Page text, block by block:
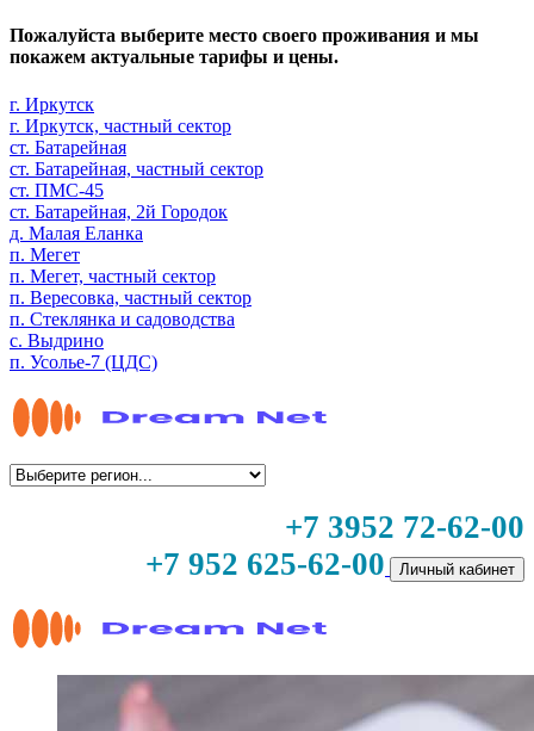
Пожалуйста выберите место своего проживания и мы
покажем актуальные тарифы и цены.
г. Иркутск
г. Иркутск, частный сектор
ст. Батарейная
ст. Батарейная, частный сектор
ст. ПМС-45
ст. Батарейная, 2й Городок
д. Малая Еланка
п. Мегет
п. Мегет, частный сектор
п. Вересовка, частный сектор
п. Стеклянка и садоводства
с. Выдрино
п. Усолье-7 (ЦДС)
+7 3952 72-62-00
+7 952 625-62-00
Личный кабинет